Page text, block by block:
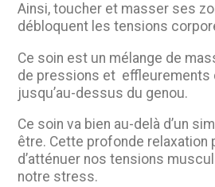
Ainsi, toucher et masser ses
débloquent les tensions
Ce soin est un mélange de
de pressions et effleurements
jusqu’au-dessus du genou.
Ce soin va bien au-delà d’un
être. Cette profonde relaxation
d’atténuer nos tensions
notre stress.